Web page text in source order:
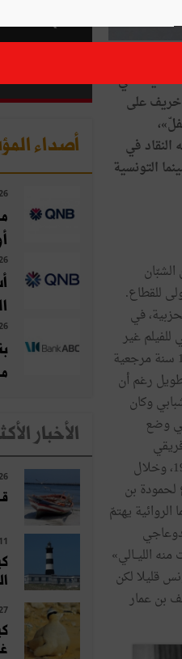
السّينمافي
خريفعلى
»،
النقاد في
التونسية
الشبّان
للقطاع.
في
للفيلم غير
سنة مرجعية
رغمأن
وكان
وضع
وخلال
لحمودة بن
الروائية يهتمّ
منه الليــالي»
قليلا لكن
بن عمار
KIOSQUE
أصداء
الأخبار